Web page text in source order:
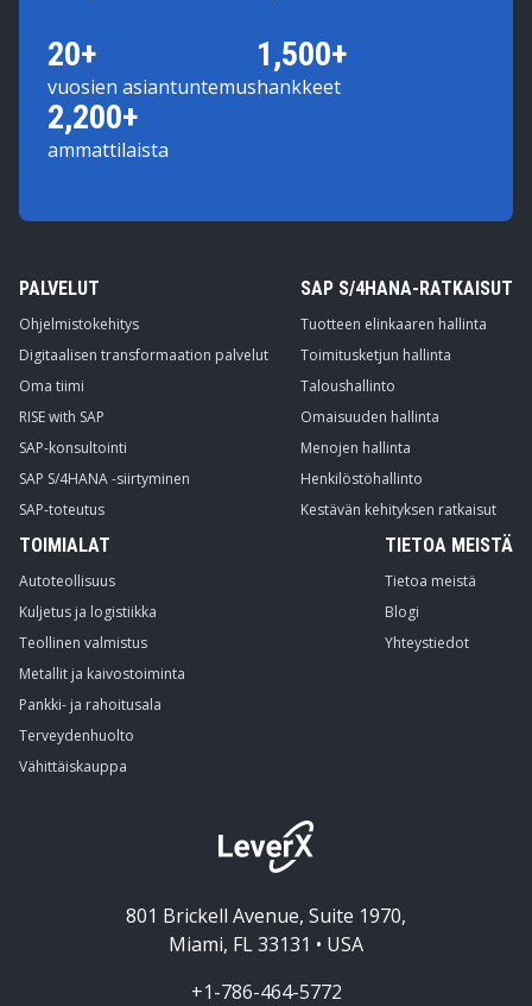
20+
vuosien asiantuntemus
1,500+
hankkeet
2,200+
ammattilaista
PALVELUT
Ohjelmistokehitys
Digitaalisen transformaation palvelut
Oma tiimi
RISE with SAP
SAP-konsultointi
SAP S/4HANA -siirtyminen
SAP-toteutus
SAP S/4HANA-RATKAISUT
Tuotteen elinkaaren hallinta
Toimitusketjun hallinta
Taloushallinto
Omaisuuden hallinta
Menojen hallinta
Henkilöstöhallinto
Kestävän kehityksen ratkaisut
TOIMIALAT
Autoteollisuus
Kuljetus ja logistiikka
Teollinen valmistus
Metallit ja kaivostoiminta
Pankki- ja rahoitusala
Terveydenhuolto
Vähittäiskauppa
TIETOA MEISTÄ
Tietoa meistä
Blogi
Yhteystiedot
801 Brickell Avenue, Suite 1970,
Miami, FL 33131 • USA
+1-786-464-5772